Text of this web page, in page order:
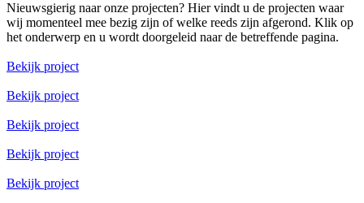
Nieuwsgierig naar onze projecten? Hier vindt u de projecten waar
wij momenteel mee bezig zijn of welke reeds zijn afgerond. Klik op
het onderwerp en u wordt doorgeleid naar de betreffende pagina.
Bekijk project
Bekijk project
Bekijk project
Bekijk project
Bekijk project